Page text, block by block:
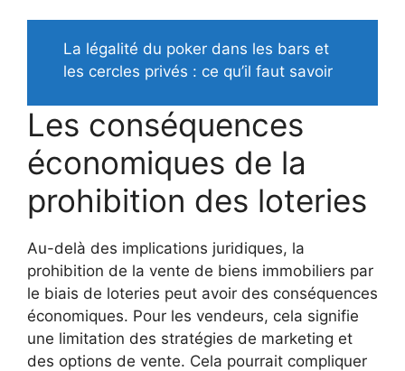
La légalité du poker dans les bars et
les cercles privés : ce qu’il faut savoir
Les conséquences
économiques de la
prohibition des loteries
Au-delà des implications juridiques, la
prohibition de la vente de biens immobiliers par
le biais de loteries peut avoir des conséquences
économiques. Pour les vendeurs, cela signifie
une limitation des stratégies de marketing et
des options de vente. Cela pourrait compliquer